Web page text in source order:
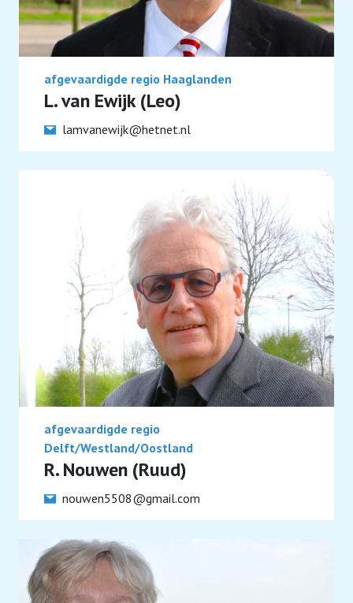
afgevaardigde regio Haaglanden
L. van Ewijk (Leo)
lamvanewijk@hetnet.nl
afgevaardigde regio
Delft/Westland/Oostland
R. Nouwen (Ruud)
nouwen5508@gmail.com